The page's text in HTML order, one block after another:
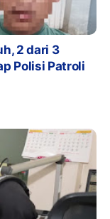
2 dari 3
Polisi Patroli